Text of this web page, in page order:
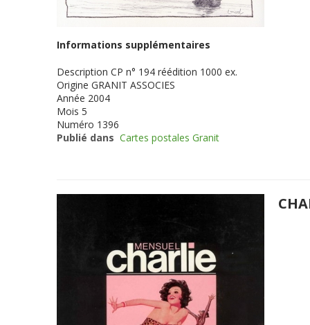
Informations supplémentaires
Description CP n° 194 réédition 1000 ex.
Origine GRANIT ASSOCIES
Année 2004
Mois 5
Numéro 1396
Publié dans Cartes postales Granit